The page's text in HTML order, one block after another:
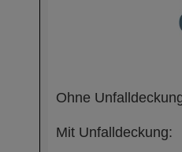
Ohne
Mit Unfalldeckung: